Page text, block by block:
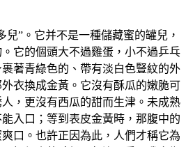
兒”。它并不是一種儲藏蜜的罐兒，
它的個頭大不過雞蛋，小不過乒乓
著青綠色的、帶有淡白色豎紋的外
衣換成金黃。它沒有酥瓜的嫩脆可
，更沒有西瓜的甜而生津。未成熟
入口；等到表皮金黃時，那腹中的
口。也許正因為此，人們才稱它為